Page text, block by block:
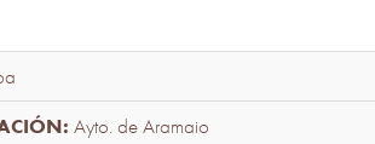
Ayto. de Aramaio